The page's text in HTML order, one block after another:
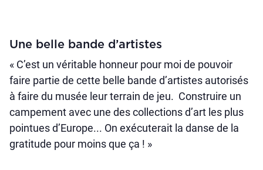
Une belle bande d’artistes
« C’est un véritable honneur pour moi de pouvoir
faire partie de cette belle bande d’artistes autorisés
à faire du musée leur terrain de jeu. Construire un
campement avec une des collections d’art les plus
pointues d’Europe... On exécuterait la danse de la
gratitude pour moins que ça ! »